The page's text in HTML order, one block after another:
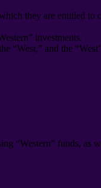
they are entitled to
investments.
“West,” and the
“Western” funds, as